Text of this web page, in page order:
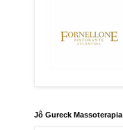
Jô Gureck Massoterapia